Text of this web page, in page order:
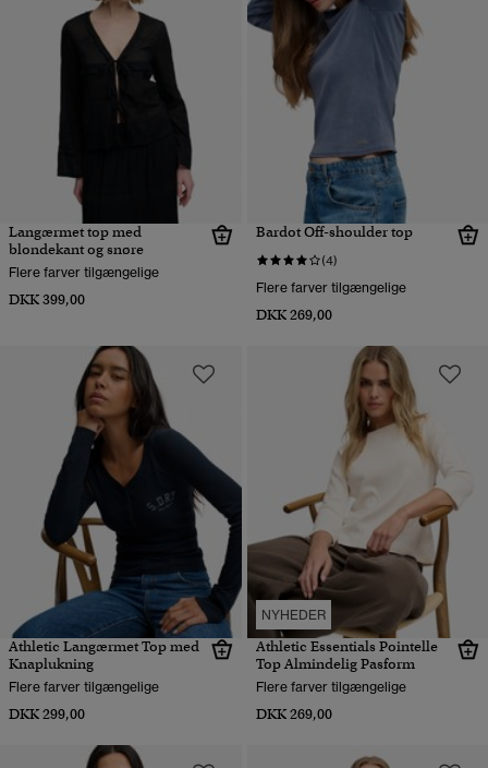
Langærmet top med
blondekant og snøre
Flere farver tilgængelige
DKK 399,00
Bardot Off-shoulder top
(4)
Flere farver tilgængelige
DKK 269,00
Athletic Langærmet Top med
Knaplukning
Flere farver tilgængelige
DKK 299,00
NYHEDER
Athletic Essentials Pointelle
Top Almindelig Pasform
Flere farver tilgængelige
DKK 269,00